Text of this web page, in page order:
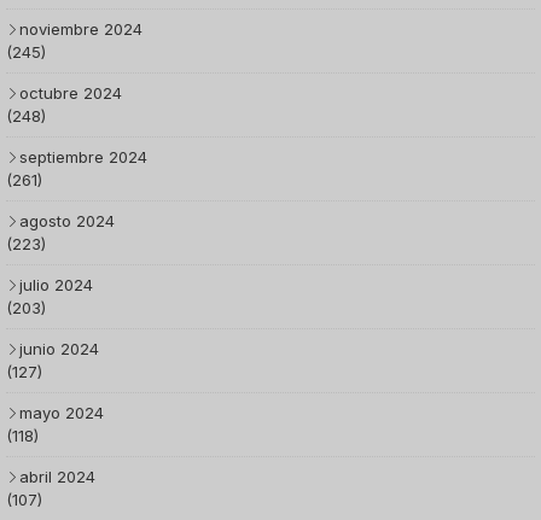
noviembre 2024
(245)
octubre 2024
(248)
septiembre 2024
(261)
agosto 2024
(223)
julio 2024
(203)
junio 2024
(127)
mayo 2024
(118)
abril 2024
(107)